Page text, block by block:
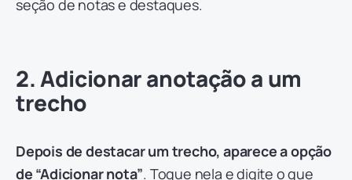
seção de notas e destaques.
2. Adicionar anotação a um
trecho
Depois de destacar um trecho, aparece a opção
de “Adicionar nota”. Toque nela e digite o que